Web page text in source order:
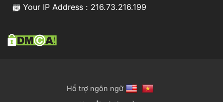
Your IP Address : 216.73.216.199
Hổ trợ ngôn ngữ